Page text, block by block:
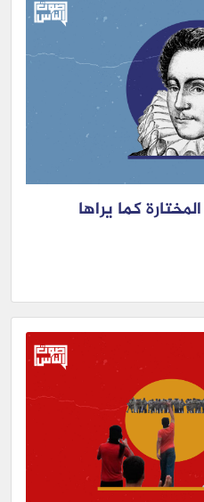
كما يراها